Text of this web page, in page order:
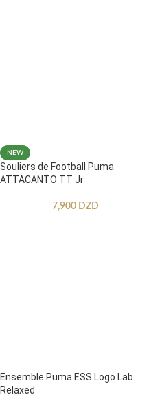
NEW
Souliers de Football Puma
ATTACANTO TT Jr
7,900 DZD
Ensemble Puma ESS Logo Lab
Relaxed